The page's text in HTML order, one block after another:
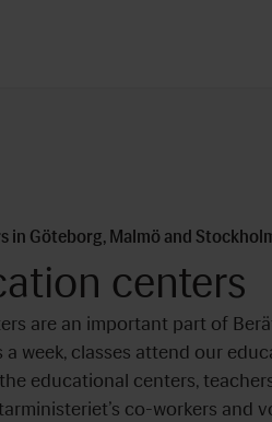
in Göteborg, Malmö and
centers
are an important part of
a week, classes attend our
educational centers,
co-workers and